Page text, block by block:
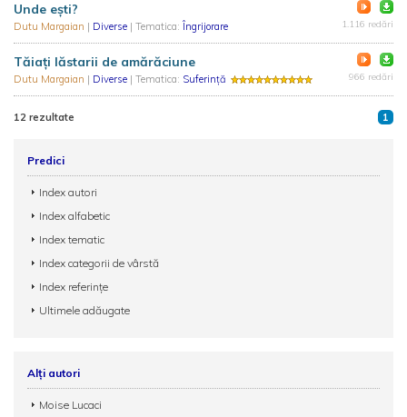
Unde eşti?
Dutu Margaian | Diverse | Tematica: Îngrijorare 1.116 redări
Tăiaţi lăstarii de amărăciune
Dutu Margaian | Diverse | Tematica: Suferință 966 redări
12 rezultate 1
Predici
Index autori
Index alfabetic
Index tematic
Index categorii de vârstă
Index referințe
Ultimele adăugate
Alți autori
Moise Lucaci